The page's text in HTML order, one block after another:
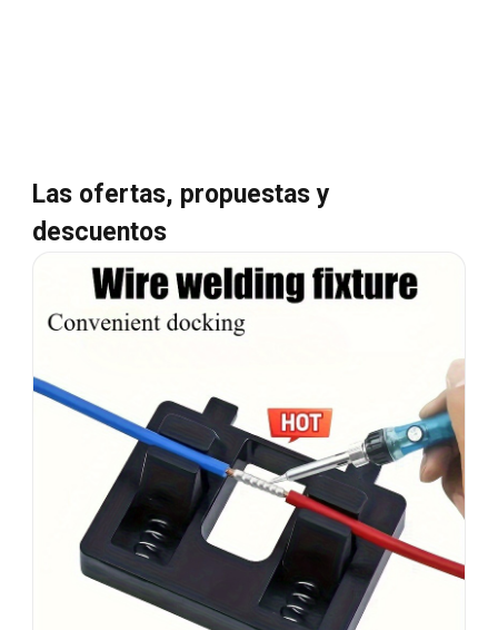
Las ofertas, propuestas y
descuentos